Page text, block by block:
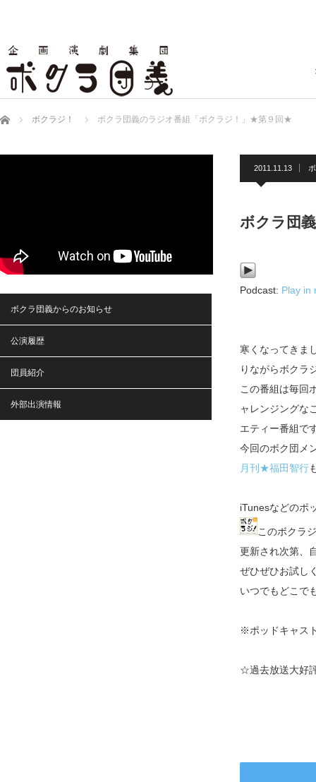
ホーム ボクラジ！ ボクラ団義のラジオ番組「ボクラジ！」★第９回★
2011.11.13
ボクラ団
Podcast: Play in
寒くなってきま
りながらボクラ
この番組は毎回
ャレンジングな
エティー番組で
今回のボク団メ
月刊★福田智行
iTunesなどのポ
このボクラ
更新され次第、
ぜひぜひお試し
いつでもどこで
※ポッドキャス
☆過去放送大好
ボクラ団義からのお知らせ
公演履歴
団員紹介
外部出演情報